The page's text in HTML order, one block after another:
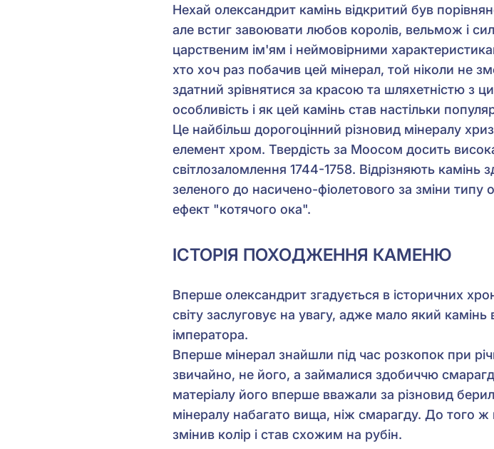
Нехай олександрит камінь відкритий був
але встиг завоювати любов королів, вельмож і
царственим ім'ям і неймовірними
хто хоч раз побачив цей мінерал, той ніколи не
здатний зрівнятися за красою та шляхетністю з
особливість і як цей камінь став настільки
Це найбільш дорогоцінний різновид мінералу
елемент хром. Твердість за Моосом досить
світлозаломлення 1744-1758. Відрізняють камінь
зеленого до насичено-фіолетового за зміни типу
ефект "котячого ока".
ІСТОРІЯ ПОХОДЖЕННЯ КАМЕНЮ
Вперше олександрит згадується в історичних
світу заслуговує на увагу, адже мало який
імператора.
Вперше мінерал знайшли під час розкопок при
звичайно, не його, а займалися здобиччю
матеріалу його вперше вважали за різновид
мінералу набагато вища, ніж смарагду. До того ж
змінив колір і став схожим на рубін.